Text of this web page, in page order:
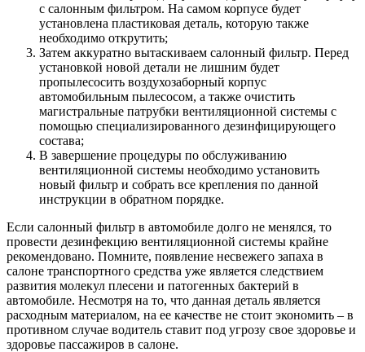
с салонным фильтром. На самом корпусе будет
установлена пластиковая деталь, которую также
необходимо открутить;
Затем аккуратно вытаскиваем салонный фильтр. Перед
установкой новой детали не лишним будет
пропылесосить воздухозаборный корпус
автомобильным пылесосом, а также очистить
магистральные патрубки вентиляционной системы с
помощью специализированного дезинфицирующего
состава;
В завершение процедуры по обслуживанию
вентиляционной системы необходимо установить
новый фильтр и собрать все крепления по данной
инструкции в обратном порядке.
Если салонный фильтр в автомобиле долго не менялся, то
провести дезинфекцию вентиляционной системы крайне
рекомендовано. Помните, появление несвежего запаха в
салоне транспортного средства уже является следствием
развития молекул плесени и патогенных бактерий в
автомобиле. Несмотря на то, что данная деталь является
расходным материалом, на ее качестве не стоит экономить – в
противном случае водитель ставит под угрозу свое здоровье и
здоровье пассажиров в салоне.